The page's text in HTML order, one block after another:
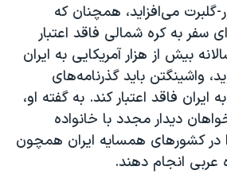
گلبرت می‌افزاید، همچنان که
سفر به کره شمالی فاقد اعتبار
بیش از هزار آمریکایی به ایران
واشینگتن باید گذرنامه‌های
ایران فاقد اعتبار کند. به گفته او،
دیدار مجدد با خانواده
در کشورهای همسایه ایران همچون
عربی انجام دهند.